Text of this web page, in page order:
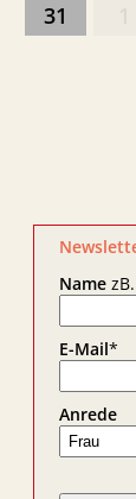
31
Name
E-Mail*
Anrede